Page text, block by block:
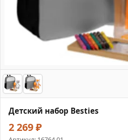
Детский набор Besties
2 269 ₽